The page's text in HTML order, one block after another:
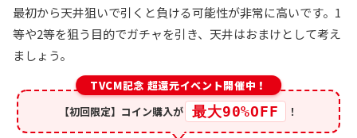
最初から天井狙いで引くと負ける可能性が非常に高いです。1
等や2等を狙う目的でガチャを引き、天井はおまけとして考え
ましょう。
TVCM記念 超還元イベント開催中！
【初回限定】コイン購入が 最大90%OFF ！